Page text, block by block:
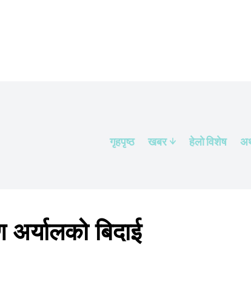
गृहपृष्ठ खबर हेलाे विशेष
बिदाई